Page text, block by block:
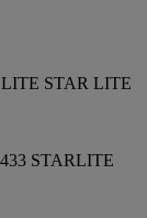
STAR LITE
STARLITE